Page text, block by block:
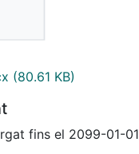
(80.61 KB)
fins el 2099-01-01